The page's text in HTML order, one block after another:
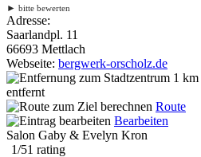
► bitte bewerten
Adresse:
Saarlandpl. 11
66693 Mettlach
Webseite: bergwerk-orscholz.de
1 km
entfernt
Route
Bearbeiten
Salon Gaby & Evelyn Kron
1/51 rating